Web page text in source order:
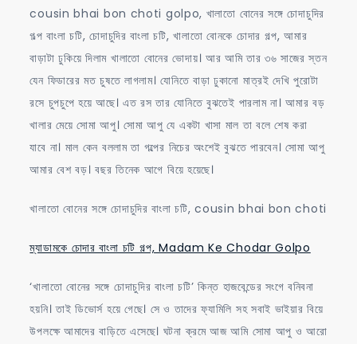
bhai
bon
choti
golpo
cousin bhai bon choti golpo, খালাতো বোনের সঙ্গে চোদাচুদির
গল্প বাংলা চটি, চোদাচুদির বাংলা চটি, খালাতো বোনকে চোদার গল্প, আমার
বাড়াটা ঢুকিয়ে দিলাম খালাতো বোনের ভোদায়। আর আমি তার ৩৬ সাজের স্তন
যেন ফিডারের মত চুষতে লাগলাম। যোনিতে বাড়া ঢুকানো মাত্রই দেখি পুরোটা
রসে চুপচুপে হয়ে আছে। এত রস তার যোনিতে বুঝতেই পারলাম না। আমার বড়
খালার মেয়ে সোমা আপু। সোমা আপু যে একটা খাসা মাল তা বলে শেষ করা
যাবে না। মাল কেন বললাম তা গল্পের নিচের অংশেই বুঝতে পারবেন। সোমা আপু
আমার বেশ বড়। বছর তিনেক আগে বিয়ে হয়েছে।
খালাতো বোনের সঙ্গে চোদাচুদির বাংলা চটি, cousin bhai bon choti
ম্যাডামকে চোদার বাংলা চটি গল্প, Madam Ke Chodar Golpo
‘খালাতো বোনের সঙ্গে চোদাচুদির বাংলা চটি’ কিন্ত হাজবেন্ডের সংগে বনিবনা
হয়নি। তাই ডিভোর্স হয়ে গেছে। সে ও তাদের ফ্যামিলি সহ সবাই ভাইয়ার বিয়ে
উপলক্ষে আমাদের বাড়িতে এসেছে। ঘটনা ক্রমে আজ আমি সোমা আপু ও আরো